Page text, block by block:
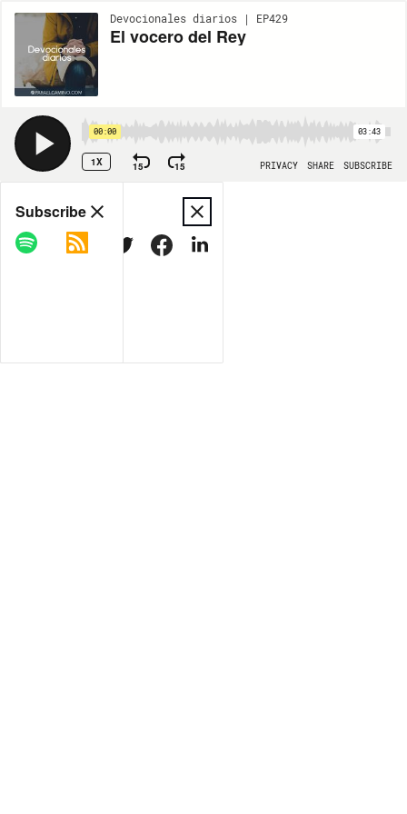
Devocionales diarios | EP429
El vocero del Rey
00:00 03:43
1X 15 15 PRIVACY SHARE SUBSCRIBE
Share
COPY LINK
Subscribe